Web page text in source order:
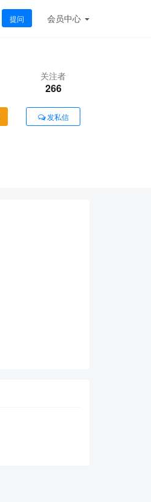
提问 会员中心
关注者
266
发私信